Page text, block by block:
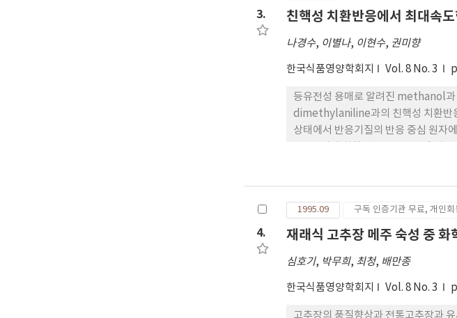
3. 친핵성 치환반응에서 최대속
나경수, 이별나, 이현수, 권미향
한국식품영양학회지 Vol. 8 No. 3
등유전성 용매로 알려진 methanol
dimethylaniline과의 친핵성 치환반
상태에서 반응기질의 반응 중심 원자
있었다. 2. Hammett ρ_Y값으로부터
반응지수로부터 구한 반응물의 전이
성 효과에 크게 지배됨을 알 수 있었다.
4.
1995.09 구독 인증기관 무료, 개인회
재래식 고추장 메주 숙성 중 화
심호기, 박무희, 최청, 배만종
한국식품영양학회지 Vol. 8 No. 3